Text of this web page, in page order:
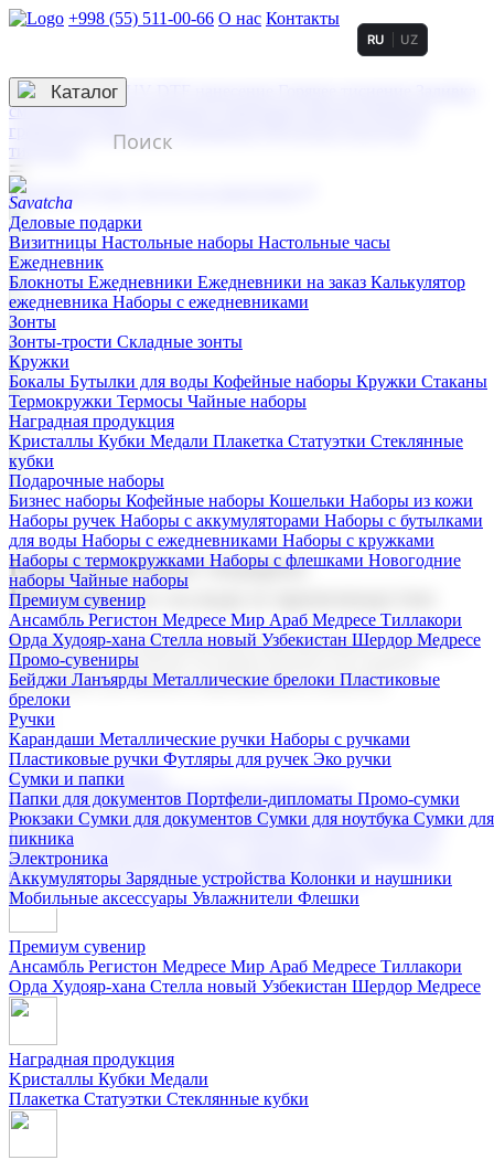
+998 (55) 511-00-66 О нас Контакты
3D гравировка
смолой (Doming)
гравировка твердая
тиснение
RU UZ
☰
Контакты
Каталог
Деловые подарки
Визитницы Настольные наборы Настольные часы
Ежедневник
Блокноты Ежедневники Ежедневники на заказ Калькулятор
ежедневника Наборы с ежедневниками
Зонты
Зонты-трости Складные зонты
Кружки
Бокалы Бутылки для воды Кофейные наборы Кружки Стаканы
Термокружки Термосы Чайные наборы
Наградная продукция
Kристаллы Кубки Медали Плакетка Статуэтки Стеклянные
кубки
Подарочные наборы
Бизнес наборы Кофейные наборы Кошельки Наборы из кожи
Наборы ручек Наборы с аккумуляторами Наборы с бутылками
для воды Наборы с ежедневниками Наборы с кружками
Наборы с термокружками Наборы с флешками Новогодние
наборы Чайные наборы
Премиум сувенир
Ансамбль Регистон Медресе Мир Араб Медресе Тиллакори
Орда Худояр-хана Стелла новый Узбекистан Шердор Медресе
Промо-сувениры
Бейджи Ланъярды Металлические брелоки Пластиковые
брелоки
Ручки
Карандаши Металлические ручки Наборы с ручками
Пластиковые ручки Футляры для ручек Эко ручки
Сумки и папки
Папки для документов Портфели-дипломаты Промо-сумки
Рюкзаки Сумки для документов Сумки для ноутбука Сумки для
пикника
Электроника
Аккумуляторы Зарядные устройства Колонки и наушники
Мобильные аксессуары Увлажнители Флешки
Корпоративные подарки
Поставка со склада и производство
Мы предлагаем широкий выбор корпоративных подарков и
сувениров с логотипом. В нашем каталоге вы найдете
продукцию для бизнеса, мероприятия и клиентов.
Подарочные наборы
Бизнес наборыКофейные наборы Кошельки
Наборы из кожиНаборы ручекНаборы с аккумуляторами
Наборы с бутылками для воды
Наборы с ежедневниками
Наборы с кружками
флешкамиНовогодние наборыЧайные наборы
Премиум сувенир
Ансамбль Регистон Медресе Мир Араб Медресе Тиллакори
Орда Худояр-хана Стелла новый Узбекистан Шердор Медресе
Наградная продукция
Kристаллы Кубки Медали
Плакетка Статуэтки Стеклянные кубки